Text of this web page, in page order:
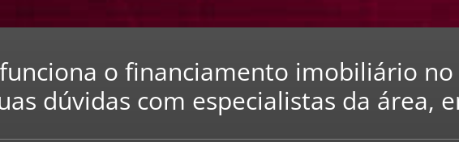
o financiamento imobiliário no
dúvidas com especialistas da área,